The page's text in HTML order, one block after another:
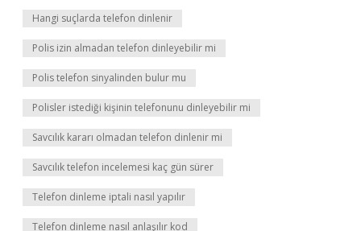
Hangi suçlarda telefon dinlenir
Polis izin almadan telefon dinleyebilir mi
Polis telefon sinyalinden bulur mu
Polisler istediği kişinin telefonunu dinleyebilir mi
Savcılık kararı olmadan telefon dinlenir mi
Savcılık telefon incelemesi kaç gün sürer
Telefon dinleme iptali nasıl yapılır
Telefon dinleme nasıl anlaşılır kod